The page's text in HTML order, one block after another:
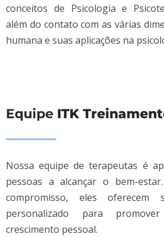
conceitos de Psicologia e
além do contato com as várias
humana e suas aplicações na
Equipe ITK
Nossa equipe de terapeutas é
pessoas a alcançar o bem-
compromisso, eles oferecem
personalizado para
crescimento pessoal.